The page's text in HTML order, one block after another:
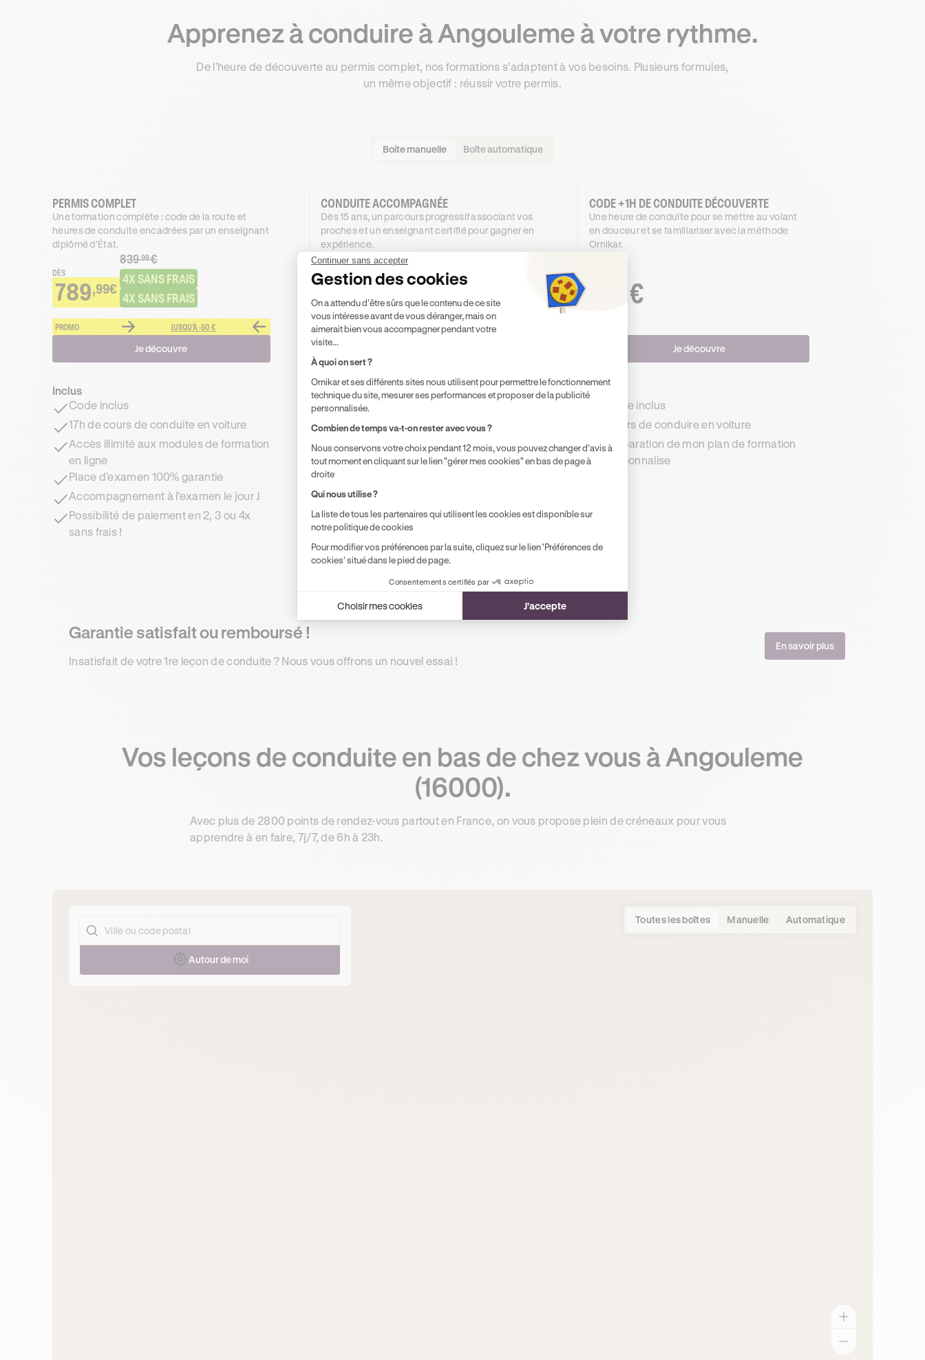
Apprenez à conduire à Angouleme à votre rythme.
De l’heure de découverte au permis complet, nos formations s'adaptent à vos besoins. Plusieurs formules,
un même objectif : réussir votre permis.
Boite manuelle Boîte automatique
PERMIS COMPLET
Une formation complète : code de la route et
heures de conduite encadrées par un enseignant
diplômé d’État.
DÈS
789,99€
839 .99€
4X SANS FRAIS
4X SANS FRAIS
PROMO JUSQU'À -50 €
Je découvre
Inclus
Code inclus
17h de cours de conduite en voiture
Accès illimité aux modules de formation
en ligne
Place d’examen 100% garantie
Accompagnement à l'examen le jour J
Possibilité de paiement en 2, 3 ou 4x
sans frais !
CONDUITE ACCOMPAGNÉE
Dès 15 ans, un parcours progressif associant vos
proches et un enseignant certifié pour gagner en
expérience.
DÈS
934,99€
1034
4X SANS FRAIS
4X SANS FRAIS
PROMO -100 €
Inclus
Code inclus
20h de cours de conduite en voiture
Accès illimité aux modules de formation
en ligne
Accompagnement à l'examen le jour J
Possibilité de paiement en 2, 3 ou 4x
sans frais !
CODE +1H DE CONDUITE DÉCOUVERTE
Une heure de conduite pour se mettre au volant
en douceur et se familiariser avec la méthode
Ornikar.
€
Je découvre
Inclus
Code inclus
Cours de conduire en voiture
Préparation de mon plan de formation
personnalise
Garantie satisfait ou remboursé !
Insatisfait de votre 1re leçon de conduite ? Nous vous offrons un nouvel essai !
En savoir plus
Vos leçons de conduite en bas de chez vous à Angouleme
(16000).
Avec plus de 2800 points de rendez-vous partout en France, on vous propose plein de créneaux pour vous
apprendre à en faire, 7j/7, de 6h à 23h.
Autour de moi
Toutes les boîtes Manuelle Automatique
Continuer sans accepter
Gestion des cookies
Plateforme de Gestion du Consentement : Personnalisez vos Options
On a attendu d'être sûrs que le contenu de ce site
vous intéresse avant de vous déranger, mais on
aimerait bien vous accompagner pendant votre
visite...
À quoi on sert ?
Ornikar et ses différents sites nous utilisent pour permettre le fonctionnement
technique du site, mesurer ses performances et proposer de la publicité
personnalisée.
Combien de temps va-t-on rester avec vous ?
Nous conservons votre choix pendant 12 mois, vous pouvez changer d'avis à
tout moment en cliquant sur le lien "gérer mes cookies" en bas de page à
droite
Qui nous utilise ?
La liste de tous les partenaires qui utilisent les cookies est disponible sur
notre politique de cookies
Pour modifier vos préférences par la suite, cliquez sur le lien 'Préférences de
cookies' situé dans le pied de page.
Consentements certifiés par
Choisir mes cookies J'accepte
Axeptio consent